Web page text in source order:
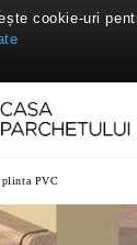
plinta PVC
cookie-uri